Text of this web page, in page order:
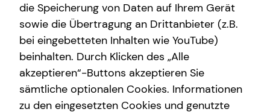
Kapitalanlage Immobilien
Altersvorsorge
Gewerbliche Versicherungen
Arbeitskraftabsicherung
Arbeitskraftabsicherung: Warum
deine Arbeitskraft geschützt
die Speicherung von Daten auf Ihrem Gerät
sowie die Übertragung an Drittanbieter (z.B.
bei eingebetteten Inhalten wie YouTube)
beinhalten. Durch Klicken des „Alle
akzeptieren“-Buttons akzeptieren Sie
sämtliche optionalen Cookies. Informationen
zu den eingesetzten Cookies und genutzte